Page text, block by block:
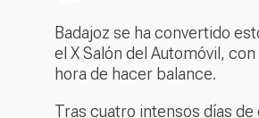
Badajoz se ha convertido
el X Salón del Automóvil,
hora de hacer balance.
Tras cuatro intensos días